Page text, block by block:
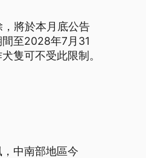
將於本月底公告
至2028年7月31
隻可不受此限制。
中南部地區今